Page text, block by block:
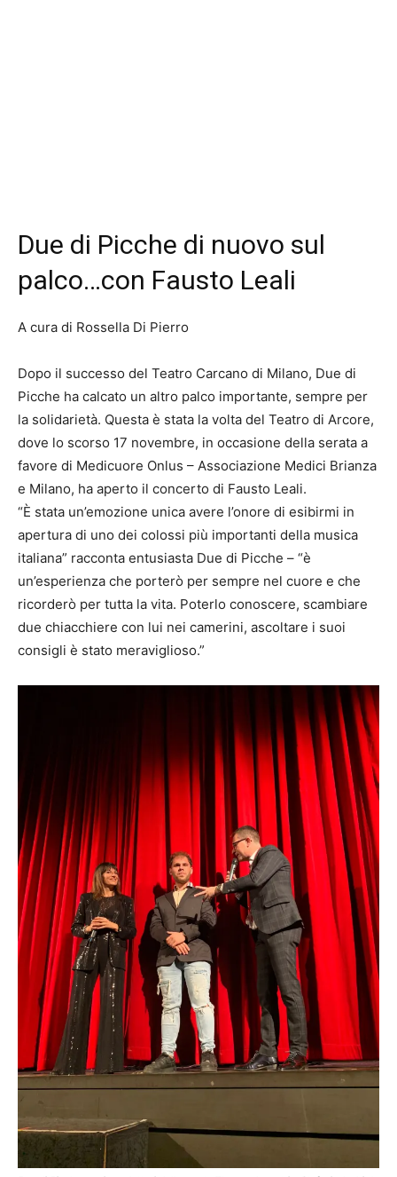
Due di Picche di nuovo sul
palco…con Fausto Leali
A cura di Rossella Di Pierro
Dopo il successo del Teatro Carcano di Milano, Due di
Picche ha calcato un altro palco importante, sempre per
la solidarietà. Questa è stata la volta del Teatro di Arcore,
dove lo scorso 17 novembre, in occasione della serata a
favore di Medicuore Onlus – Associazione Medici Brianza
e Milano, ha aperto il concerto di Fausto Leali.
“È stata un’emozione unica avere l’onore di esibirmi in
apertura di uno dei colossi più importanti della musica
italiana” racconta entusiasta Due di Picche – “è
un’esperienza che porterò per sempre nel cuore e che
ricorderò per tutta la vita. Poterlo conoscere, scambiare
due chiacchiere con lui nei camerini, ascoltare i suoi
consigli è stato meraviglioso.”